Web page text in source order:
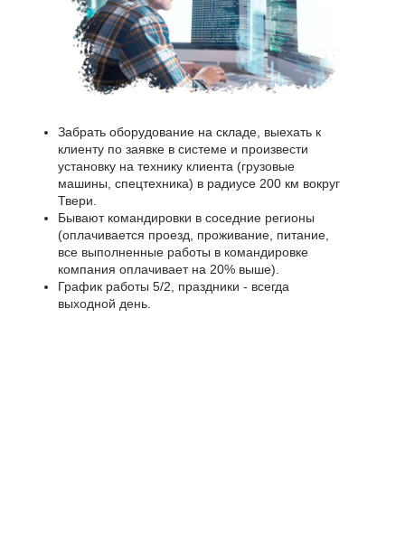
Забрать оборудование на складе, выехать к
клиенту по заявке в системе и произвести
установку на технику клиента (грузовые
машины, спецтехника) в радиусе 200 км вокруг
Твери.
Бывают командировки в соседние регионы
(оплачивается проезд, проживание, питание,
все выполненные работы в командировке
компания оплачивает на 20% выше).
График работы 5/2, праздники - всегда
выходной день.